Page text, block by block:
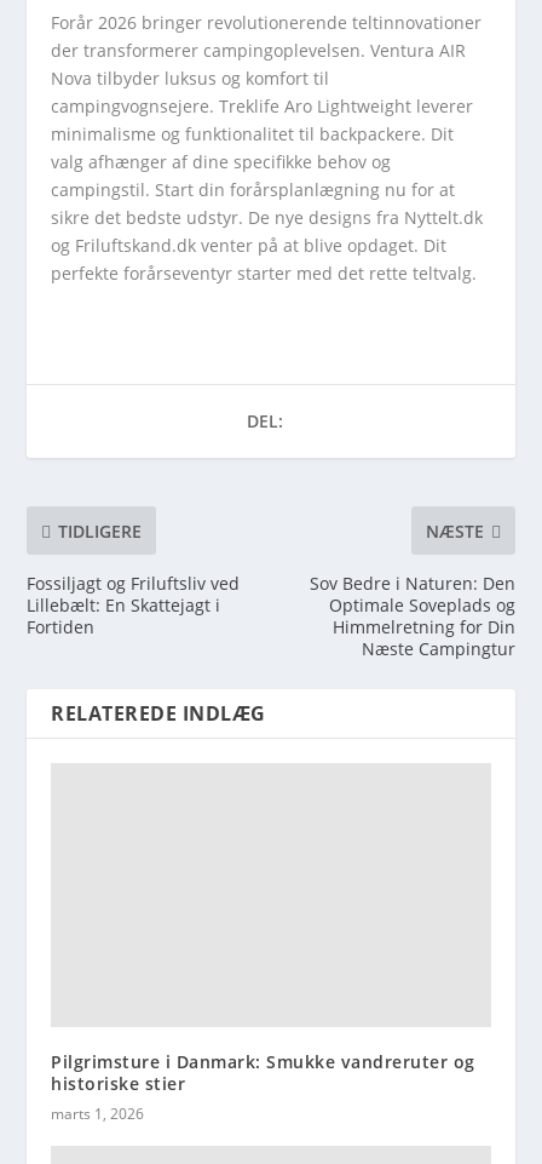
Forår 2026 bringer revolutionerende teltinnovationer
der transformerer campingoplevelsen. Ventura AIR
Nova tilbyder luksus og komfort til
campingvognsejere. Treklife Aro Lightweight leverer
minimalisme og funktionalitet til backpackere. Dit
valg afhænger af dine specifikke behov og
campingstil. Start din forårsplanlægning nu for at
sikre det bedste udstyr. De nye designs fra Nyttelt.dk
og Friluftskand.dk venter på at blive opdaget. Dit
perfekte forårseventyr starter med det rette teltvalg.
DEL:
TIDLIGERE
Fossiljagt og Friluftsliv ved
Lillebælt: En Skattejagt i
Fortiden
NÆSTE
Sov Bedre i Naturen: Den
Optimale Soveplads og
Himmelretning for Din
Næste Campingtur
RELATEREDE INDLÆG
Pilgrimsture i Danmark: Smukke vandreruter og
historiske stier
marts 1, 2026